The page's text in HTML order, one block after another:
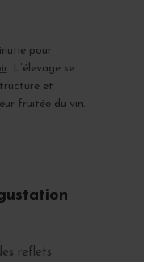
pour
. L’élevage se
et
fruitée du vin.
reflets